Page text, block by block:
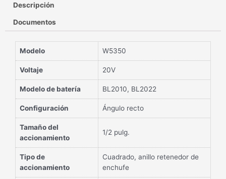
Descripción
Documentos
Modelo W5350
Voltaje 20V
Modelo de batería BL2010, BL2022
Configuración Ángulo recto
Tamaño del
accionamiento
1/2 pulg.
Tipo de
accionamiento
Cuadrado, anillo retenedor de
enchufe